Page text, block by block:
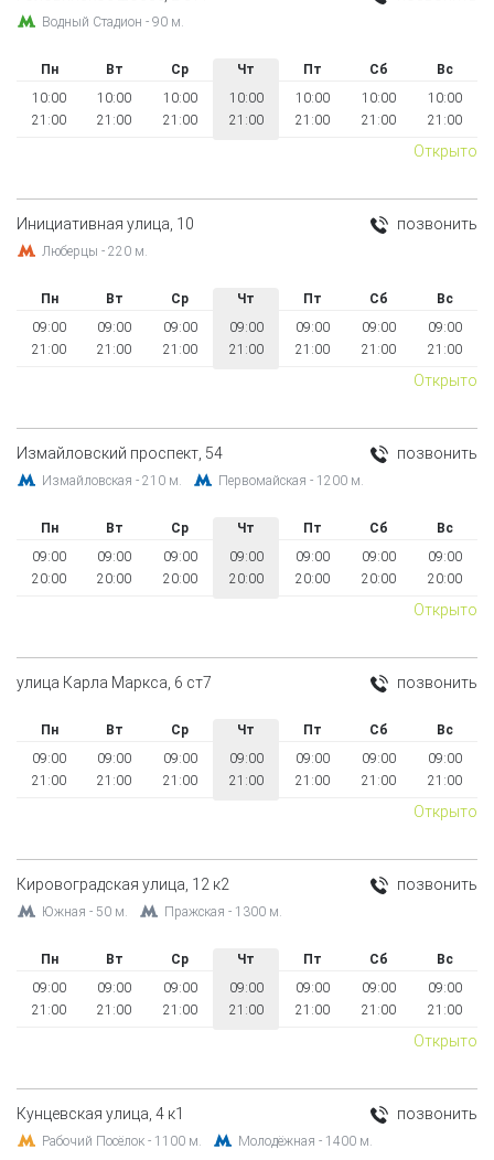
Водный Стадион - 90 м.
Пн Вт Ср Чт Пт Сб
Вс
10:00
21:00
10:00
21:00
10:00
21:00
10:00
21:00
10:00
21:00
10:00
21:00
10:00
21:00
Открыто
позвонить
Инициативная улица, 10
Люберцы - 220 м.
Пн Вт Ср Чт Пт Сб
Вс
09:00
21:00
09:00
21:00
09:00
21:00
09:00
21:00
09:00
21:00
09:00
21:00
09:00
21:00
Открыто
позвонить
Измайловский проспект, 54
Измайловская - 210 м. Первомайская - 1200 м.
Пн Вт Ср Чт Пт Сб
Вс
09:00
20:00
09:00
20:00
09:00
20:00
09:00
20:00
09:00
20:00
09:00
20:00
09:00
20:00
Открыто
позвонить
улица Карла Маркса, 6 ст7
Пн Вт Ср Чт Пт Сб
Вс
09:00
21:00
09:00
21:00
09:00
21:00
09:00
21:00
09:00
21:00
09:00
21:00
09:00
21:00
Открыто
позвонить
Кировоградская улица, 12 к2
Южная - 50 м. Пражская - 1300 м.
Пн Вт Ср Чт Пт Сб
Вс
09:00
21:00
09:00
21:00
09:00
21:00
09:00
21:00
09:00
21:00
09:00
21:00
09:00
21:00
Открыто
позвонить
Кунцевская улица, 4 к1
Рабочий Посёлок - 1100 м. Молодёжная - 1400 м.